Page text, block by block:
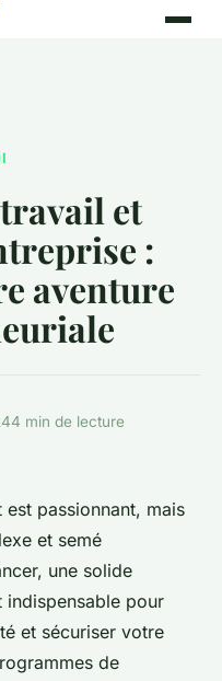
et
:
aventure
4 min de lecture
passionnant, mais
et semé
une solide
indispensable pour
et sécuriser votre
de